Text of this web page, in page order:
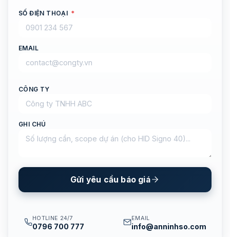
SỐ ĐIỆN THOẠI *
EMAIL
CÔNG TY
GHI CHÚ
Gửi yêu cầu báo giá
HOTLINE 24/7
0796 700 777
EMAIL
info@anninhso.com